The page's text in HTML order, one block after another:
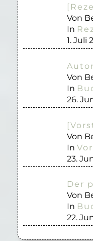
Von
In
1. Juli
Von
In
26.
Von
In
23.
Der
Von
In
22.